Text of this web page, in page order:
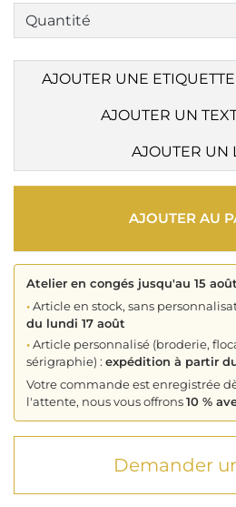
AJOUTER UNE
AJOUTER UN
AJOUTER UN
AJOUTER AU
Atelier en congés jusqu'au 15 août
•Article en stock, sans
du lundi 17 août
•Article personnalisé (broderie,
sérigraphie) : expédition à partir
Votre commande est enregistrée
l'attente, nous vous offrons10 %
Demander